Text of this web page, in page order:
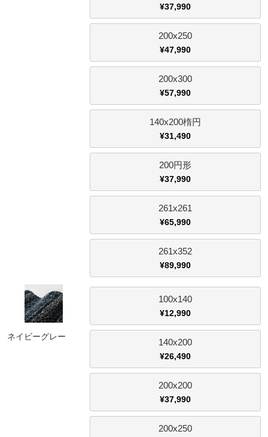
¥37,990
200x250
¥47,990
200x300
¥57,990
140x200楕円
¥31,490
200円形
¥37,990
261x261
¥65,990
261x352
¥89,990
ネイビーグレー
100x140
¥12,990
140x200
¥26,490
200x200
¥37,990
200x250